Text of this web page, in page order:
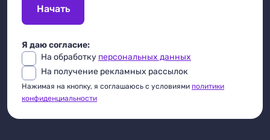
Начать
Я даю согласие:
На обработку персональных данных
На получение рекламных рассылок
Нажимая на кнопку, я соглашаюсь с условиями политики
конфиденциальности